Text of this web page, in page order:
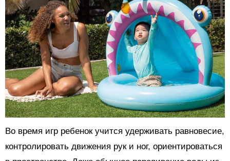
Во время игр ребенок учится удерживать равновесие,
контролировать движения рук и ног, ориентироваться